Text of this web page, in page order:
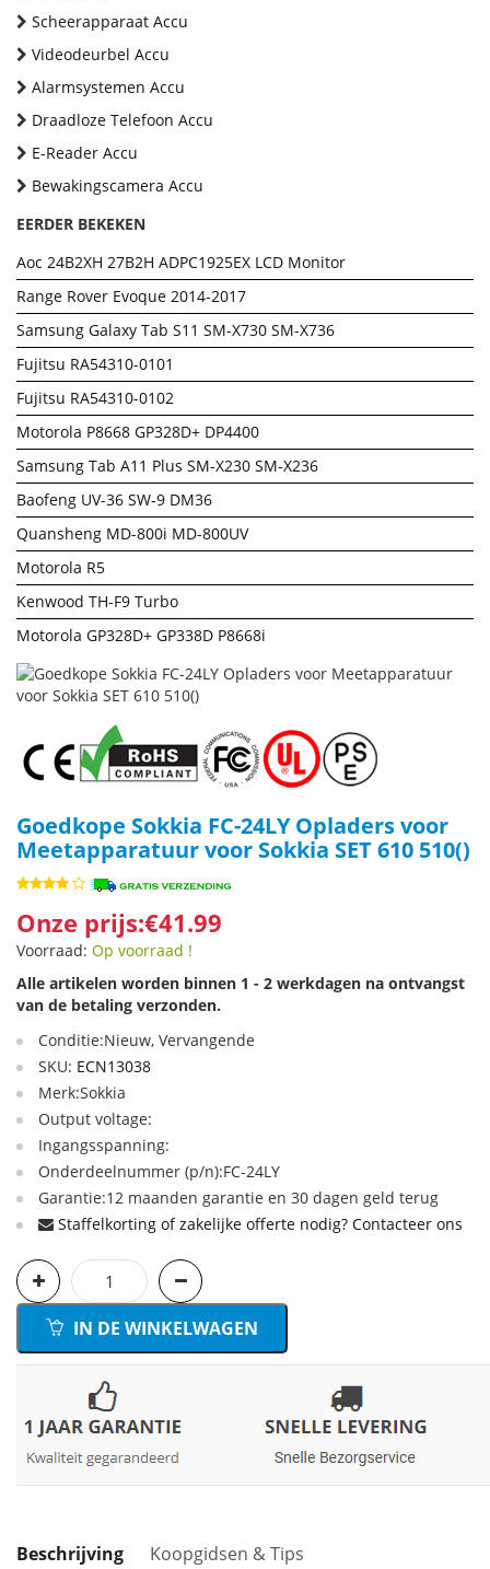
Scheerapparaat Accu
Videodeurbel Accu
Alarmsystemen Accu
Draadloze Telefoon Accu
E-Reader Accu
Bewakingscamera Accu
EERDER BEKEKEN
Aoc 24B2XH 27B2H ADPC1925EX LCD Monitor
Range Rover Evoque 2014-2017
Samsung Galaxy Tab S11 SM-X730 SM-X736
Fujitsu RA54310-0101
Fujitsu RA54310-0102
Motorola P8668 GP328D+ DP4400
Samsung Tab A11 Plus SM-X230 SM-X236
Baofeng UV-36 SW-9 DM36
Quansheng MD-800i MD-800UV
Motorola R5
Kenwood TH-F9 Turbo
Motorola GP328D+ GP338D P8668i
Goedkope Sokkia FC-24LY Opladers voor
Meetapparatuur voor Sokkia SET 610 510()
Onze prijs:€41.99
Voorraad: Op voorraad !
Alle artikelen worden binnen 1 - 2 werkdagen na ontvangst
van de betaling verzonden.
Conditie:Nieuw, Vervangende
SKU: ECN13038
Merk:Sokkia
Output voltage:
Ingangsspanning:
Onderdeelnummer (p/n):FC-24LY
Garantie:12 maanden garantie en 30 dagen geld terug
Staffelkorting of zakelijke offerte nodig? Contacteer ons
IN DE WINKELWAGEN
Beschrijving Koopgidsen & Tips